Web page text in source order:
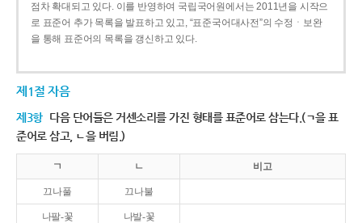
점차 확대되고 있다. 이를 반영하여 국립국어원에서는 2011년을 시작으
로 표준어 추가 목록을 발표하고 있고, “표준국어대사전”의 수정ㆍ보완
을 통해 표준어의 목록을 갱신하고 있다.
제1절 자음
제3항 다음 단어들은 거센소리를 가진 형태를 표준어로 삼는다.(ㄱ을 표
준어로 삼고, ㄴ을 버림.)
ㄱ ㄴ 비고
끄나풀 끄나불
나팔-꽃 나발-꽃